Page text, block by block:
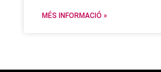
MÉS INFORMACIÓ »